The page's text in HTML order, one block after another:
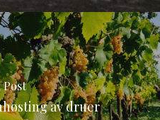
Post
av druer